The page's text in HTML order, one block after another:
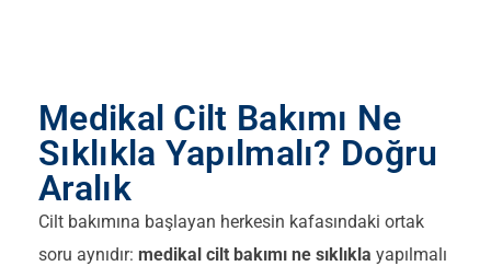
Medikal Cilt Bakımı Ne
Sıklıkla Yapılmalı? Doğru
Aralık
Cilt bakımına başlayan herkesin kafasındaki ortak
soru aynıdır: medikal cilt bakımı ne sıklıkla yapılmalı